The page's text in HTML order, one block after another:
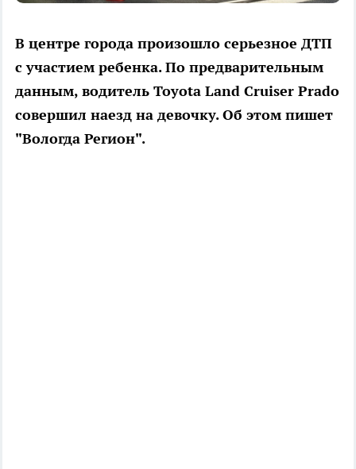
В центре города произошло серьезное ДТП
с участием ребенка. По предварительным
данным, водитель Toyota Land Cruiser Prado
совершил наезд на девочку. Об этом пишет
"Вологда Регион".